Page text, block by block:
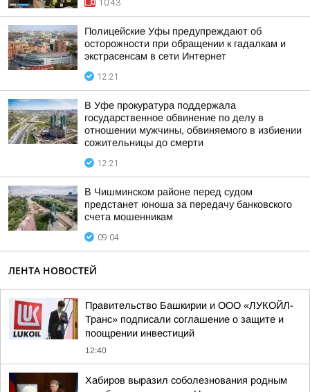
10:43
Полицейские Уфы предупреждают об
осторожности при обращении к гадалкам и
экстрасенсам в сети Интернет
12:21
В Уфе прокуратура поддержала
государственное обвинение по делу в
отношении мужчины, обвиняемого в избиении
сожительницы до смерти
12:21
В Чишминском районе перед судом
предстанет юноша за передачу банковского
счета мошенникам
09:04
ЛЕНТА НОВОСТЕЙ
Правительство Башкирии и ООО «ЛУКОЙЛ-
Транс» подписали соглашение о защите и
поощрении инвестиций
12:40
Хабиров выразил соболезнования родным